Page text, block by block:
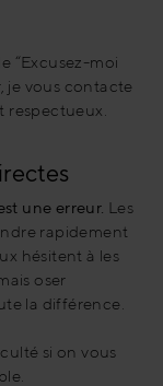
“Excusez-moi
je vous contacte
respectueux.
une erreur. Les
rapidement
hésitent à les
oser
la différence.
si on vous